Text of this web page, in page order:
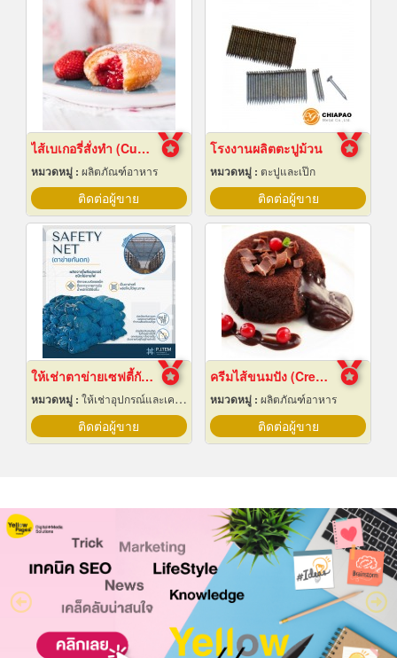
ไส้เบเกอรี่สั่งทำ (Custom bakery fillings)
หมวดหมู่ : ผลิตภัณฑ์อาหาร
ติดต่อผู้ขาย
โรงงานผลิตตะปูม้วน
หมวดหมู่ : ตะปูและเป๊ก
ติดต่อผู้ขาย
ให้เช่าตาข่ายเซฟตี้กันตก Safety net
หมวดหมู่ : ให้เช่าอุปกรณ์และเครื่องใช้สำหรับผู้รับเหมาก่อสร้าง
ติดต่อผู้ขาย
ครีมไส้ขนมปัง (Cream fillings for bread)
หมวดหมู่ : ผลิตภัณฑ์อาหาร
ติดต่อผู้ขาย